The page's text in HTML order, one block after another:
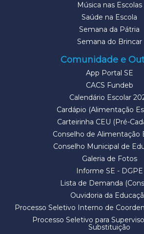
Música nas Escolas
Saúde na Escola
Semana da Pátria
Semana do Brincar
Comunidade e
App Portal SE
CACS Fundeb
Calendário Escolar
Cardápio (Alimentação
Carteirinha CEU (Pré-
Conselho de Alimentação
Conselho Municipal de
Galeria de Fotos
Informe SE - DGPE
Lista de Demanda
Ouvidoria da
Processo Seletivo Interno de
Processo Seletivo para
Substituição